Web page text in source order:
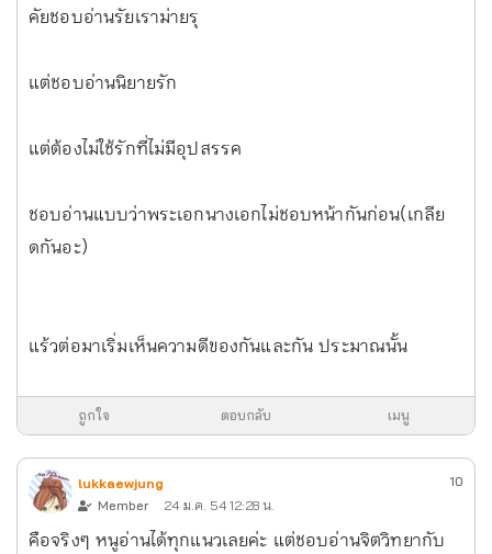
คัยชอบอ่านรัยเราม่ายรุ
แต่ชอบอ่านนิยายรัก
แต่ต้องไม่ใช้รักที่ไม่มีอุปสรรค
ชอบอ่านแบบว่าพระเอกนางเอกไม่ชอบหน้ากันก่อน(เกลีย
ดกันอะ)
แร้วต่อมาเริ่มเห็นความดีของกันและกัน ประมาณนั้น
ถูกใจ ตอบกลับ เมนู
lukkaewjung
Member
24 ม.ค. 54 12:28 น.
10
คือจริงๆ หนูอ่านได้ทุกแนวเลยค่ะ แต่ชอบอ่านจิตวิทยากับ